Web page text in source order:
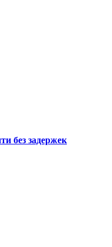
без задержек